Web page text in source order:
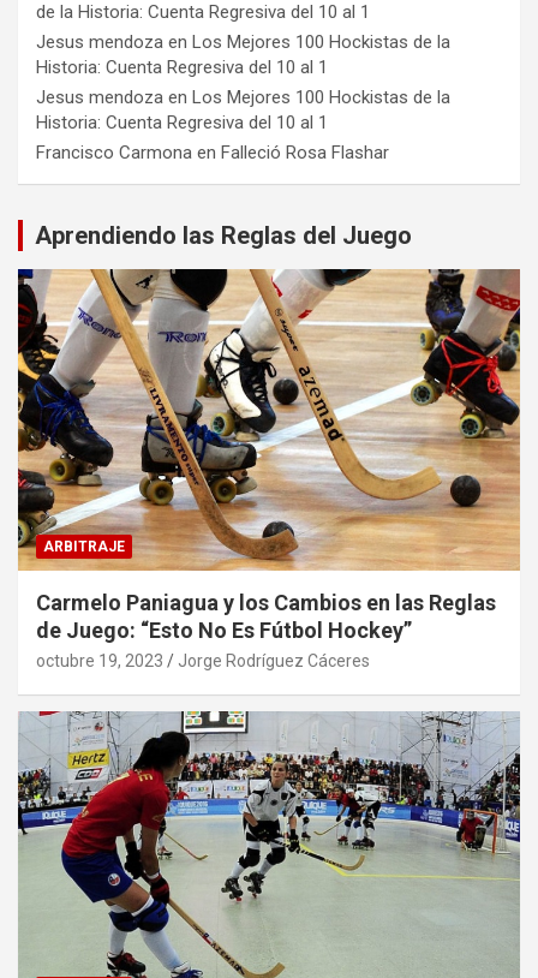
de la Historia: Cuenta Regresiva del 10 al 1
Jesus mendoza en Los Mejores 100 Hockistas de la
Historia: Cuenta Regresiva del 10 al 1
Jesus mendoza en Los Mejores 100 Hockistas de la
Historia: Cuenta Regresiva del 10 al 1
Francisco Carmona en Falleció Rosa Flashar
Aprendiendo las Reglas del Juego
ARBITRAJE
Carmelo Paniagua y los Cambios en las Reglas
de Juego: “Esto No Es Fútbol Hockey”
octubre 19, 2023 Jorge Rodríguez Cáceres